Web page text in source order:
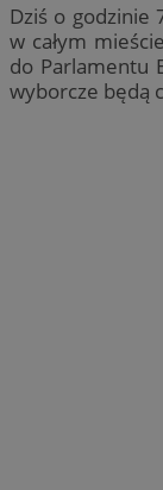
Dziś o godzinie
w całym
do Parlamentu
wyborcze będą